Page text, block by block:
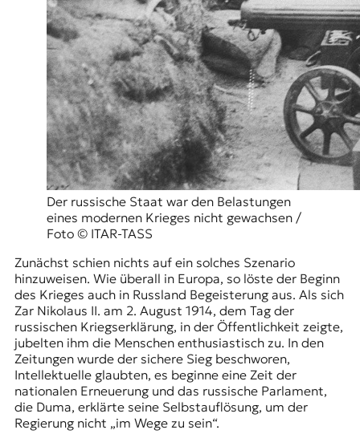
e
n
z
z
u
O
s
t
e
u
r
Der russische Staat war den Belastungen
eines modernen Krieges nicht gewachsen /
Foto © ITAR-TASS
Zunächst schien nichts auf ein solches Szenario
hinzuweisen. Wie überall in Europa, so löste der Beginn
des Krieges auch in Russland Begeisterung aus. Als sich
Zar Nikolaus II. am 2. August 1914, dem Tag der
russischen Kriegserklärung, in der Öffentlichkeit zeigte,
jubelten ihm die Menschen enthusiastisch zu. In den
Zeitungen wurde der sichere Sieg beschworen,
Intellektuelle glaubten, es beginne eine Zeit der
nationalen Erneuerung und das russische Parlament,
die Duma, erklärte seine Selbstauflösung, um der
Regierung nicht „im Wege zu sein“.